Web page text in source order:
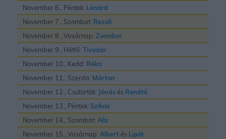
November 6., Péntek: Lénárd
November 7., Szombat: Rezsõ
November 8., Vasárnap: Zsombor
November 9., Hétfő: Tivadar
November 10., Kedd: Réka
November 11., Szerda: Márton
November 12., Csütörtök: Jónás és Renátó
November 13., Péntek: Szilvia
November 14., Szombat: Aliz
November 15., Vasárnap: Albert és Lipót